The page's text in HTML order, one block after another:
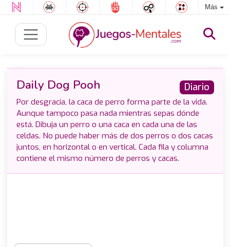
Más
Diario
Daily Dog Pooh
Por desgracia, la caca de perro forma parte de la vida.
Aunque tampoco pasa nada mientras sepas dónde
está. Dibuja un perro o una caca en cada una de las
celdas. No puede haber más de dos perros o dos cacas
juntos, en horizontal o en vertical. Cada fila y columna
contiene el mismo número de perros y cacas.